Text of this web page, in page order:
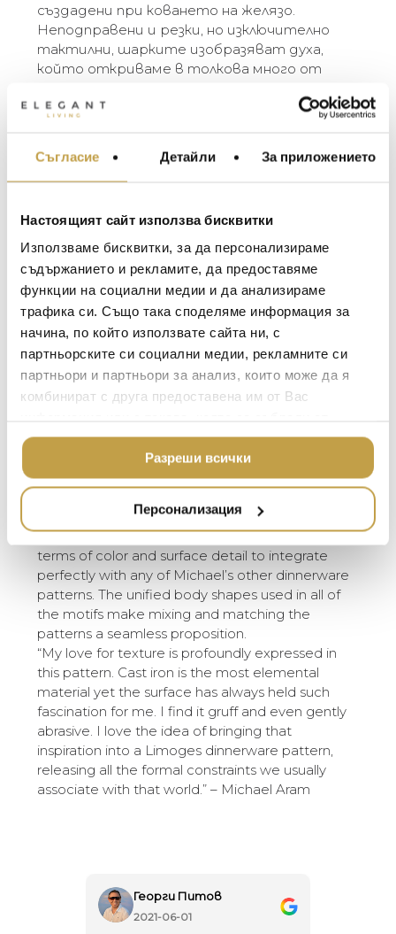
Съгласие Детайли За приложението
Настоящият сайт използва бисквитки
Използваме бисквитки, за да персонализираме
съдържанието и рекламите, да предоставяме
функции на социални медии и да анализираме
трафика си. Също така споделяме информация за
начина, по който използвате сайта ни, с
партньорските си социални медии, рекламните си
партньори и партньори за анализ, които може да я
комбинират с друга предоставена им от Вас
ползването от Ваша страна на услугите им.
Разреши всички
Персонализация
създадени при коването на желязо.
Неподправени и резки, но изключително
тактилни, шарките изобразяват духа,
който откриваме в толкова много от
Дизайнът също е внимателно изработен
колекции. Унифицираните форми правят
комбинирането на моделите лесно и
“Любовта ми към различните текстури е
изразена в тази колекция. Чугунът е най-
простият материал, но повърхността
и дори леко абразивен. Харесва ми идеята
да комбинирам това вдъхновение с
порцелана на Лимож, освобождавайки
всички ограничения, които обикновено
свързваме със света на класическите
сервизи.” – Michael Aram
The Michael Aram Cast Iron Collection takes its
inspiration from the uniquely striking textures
created by the iron forging process. Random
depicts the spirit seen in so much of Michael’s
metalwork. The design is also carefully crafted in
terms of color and surface detail to integrate
perfectly with any of Michael’s other dinnerware
patterns. The unified body shapes used in all of
the motifs make mixing and matching the
patterns a seamless proposition.
“My love for texture is profoundly expressed in
this pattern. Cast iron is the most elemental
material yet the surface has always held such
fascination for me. I find it gruff and even gently
abrasive. I love the idea of bringing that
inspiration into a Limoges dinnerware pattern,
releasing all the formal constraints we usually
associate with that world.” – Michael Aram
Георги Питов
2021-06-01
МЕБЕЛИ ЗА ДОМА И
ЗА МАСАТА
ТЕКСТИЛ ЗА ДОМА
АРОМАТИ ЗА ДОМА
ИЗКУСТВО И КНИГИ
ВИСОК КЛАС
МЕБЕЛИ
ПОДАРЪЦИ
BACCARAT
TOM DIXON
MICHAEL ARAM
ASSOULINE
SELETTI
DOLCE & GABBANA
ETHNICRAFT
ZUIVER
DUTCHBONE